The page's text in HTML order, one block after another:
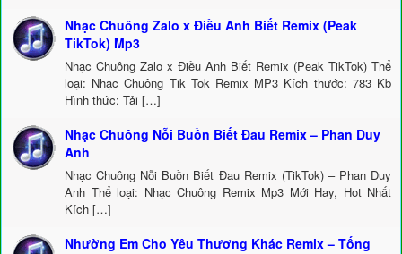
Nhạc Chuông Zalo x Điều Anh Biết Remix (Peak
TikTok) Mp3
Nhạc Chuông Zalo x Điều Anh Biết Remix (Peak TikTok) Thể
loại: Nhạc Chuông Tik Tok Remix MP3 Kích thước: 783 Kb
Hình thức: Tải […]
Nhạc Chuông Nỗi Buồn Biết Đau Remix – Phan Duy
Anh
Nhạc Chuông Nỗi Buồn Biết Đau Remix (TikTok) – Phan Duy
Anh Thể loại: Nhạc Chuông Remix Mp3 Mới Hay, Hot Nhất
Kích […]
Nhường Em Cho Yêu Thương Khác Remix – Tống